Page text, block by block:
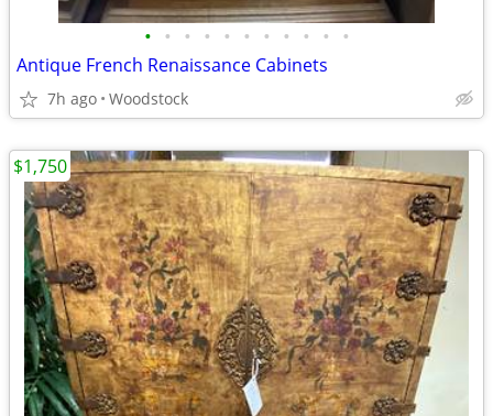
• • • • • • • • • • •
Antique French Renaissance Cabinets
7h ago Woodstock
$1,750